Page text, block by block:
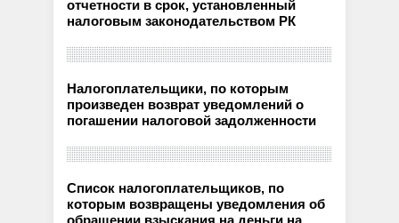
отчетности в срок, установленный
налоговым законодательством РК
Налогоплательщики, по которым
произведен возврат уведомлений о
погашении налоговой задолженности
Список налогоплательщиков, по
которым возвращены уведомления об
обращении взыскания на деньги на